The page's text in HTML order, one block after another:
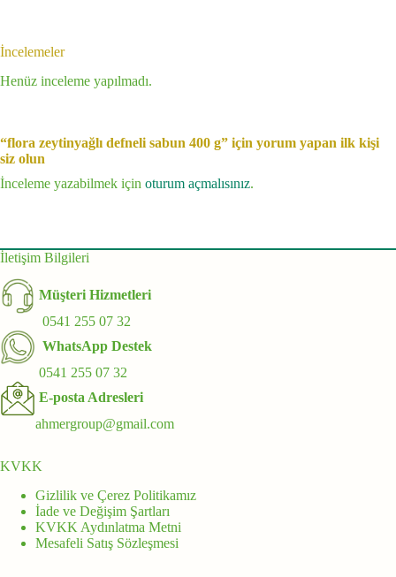
İncelemeler
Henüz inceleme yapılmadı.
“flora zeytinyağlı defneli sabun 400 g” için yorum yapan ilk kişi
siz olun
İnceleme yazabilmek için oturum açmalısınız.
İletişim Bilgileri
Müşteri Hizmetleri
0541 255 07 32
WhatsApp Destek
0541 255 07 32
E-posta Adresleri
ahmergroup@gmail.com
KVKK
Gizlilik ve Çerez Politikamız
İade ve Değişim Şartları
KVKK Aydınlatma Metni
Mesafeli Satış Sözleşmesi